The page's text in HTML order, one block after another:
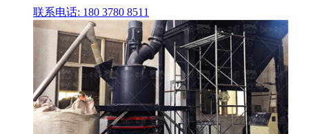
联系电话: 180 3780 8511